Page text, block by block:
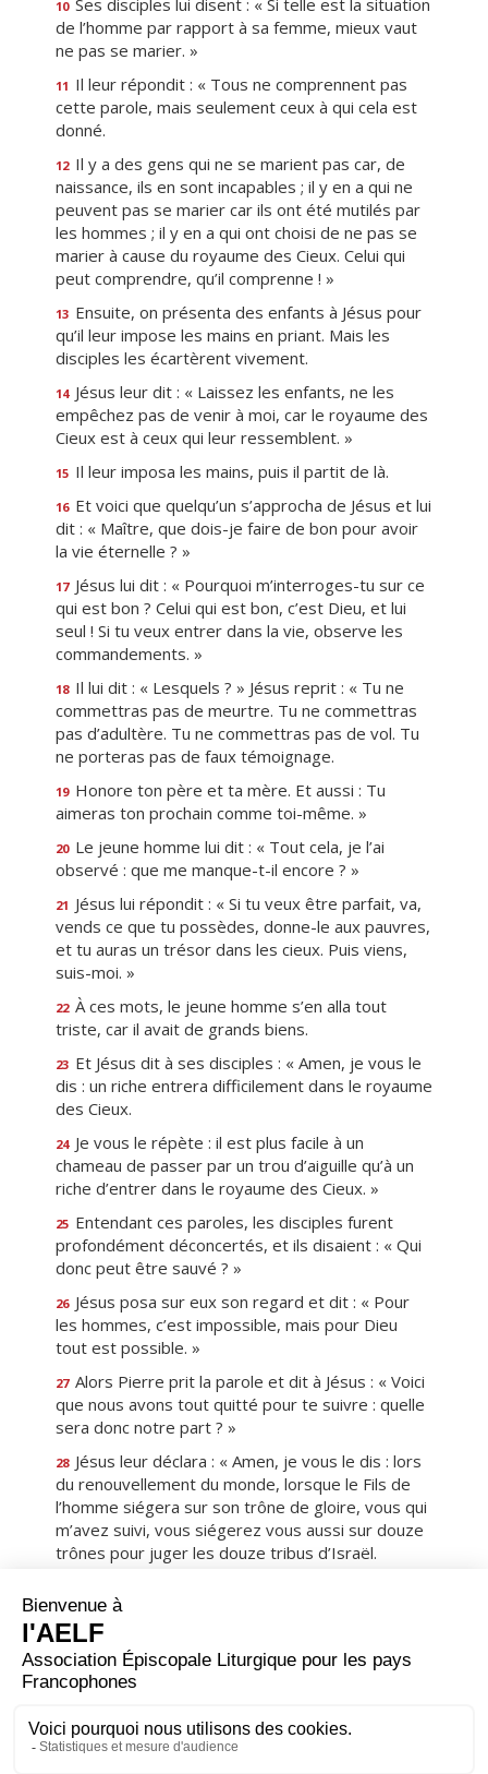
10 Ses disciples lui disent : « Si telle est la situation
de l’homme par rapport à sa femme, mieux vaut
ne pas se marier. »
11 Il leur répondit : « Tous ne comprennent pas
cette parole, mais seulement ceux à qui cela est
donné.
12 Il y a des gens qui ne se marient pas car, de
naissance, ils en sont incapables ; il y en a qui ne
peuvent pas se marier car ils ont été mutilés par
les hommes ; il y en a qui ont choisi de ne pas se
marier à cause du royaume des Cieux. Celui qui
peut comprendre, qu’il comprenne ! »
13 Ensuite, on présenta des enfants à Jésus pour
qu’il leur impose les mains en priant. Mais les
disciples les écartèrent vivement.
14 Jésus leur dit : « Laissez les enfants, ne les
empêchez pas de venir à moi, car le royaume des
Cieux est à ceux qui leur ressemblent. »
15 Il leur imposa les mains, puis il partit de là.
16 Et voici que quelqu’un s’approcha de Jésus et lui
dit : « Maître, que dois-je faire de bon pour avoir
la vie éternelle ? »
17 Jésus lui dit : « Pourquoi m’interroges-tu sur ce
qui est bon ? Celui qui est bon, c’est Dieu, et lui
seul ! Si tu veux entrer dans la vie, observe les
commandements. »
18 Il lui dit : « Lesquels ? » Jésus reprit : « Tu ne
commettras pas de meurtre. Tu ne commettras
pas d’adultère. Tu ne commettras pas de vol. Tu
ne porteras pas de faux témoignage.
19 Honore ton père et ta mère. Et aussi : Tu
aimeras ton prochain comme toi-même. »
20 Le jeune homme lui dit : « Tout cela, je l’ai
observé : que me manque-t-il encore ? »
21 Jésus lui répondit : « Si tu veux être parfait, va,
vends ce que tu possèdes, donne-le aux pauvres,
et tu auras un trésor dans les cieux. Puis viens,
suis-moi. »
22 À ces mots, le jeune homme s’en alla tout
triste, car il avait de grands biens.
23 Et Jésus dit à ses disciples : « Amen, je vous le
dis : un riche entrera difficilement dans le royaume
des Cieux.
24 Je vous le répète : il est plus facile à un
chameau de passer par un trou d’aiguille qu’à un
riche d’entrer dans le royaume des Cieux. »
25 Entendant ces paroles, les disciples furent
profondément déconcertés, et ils disaient : « Qui
donc peut être sauvé ? »
26 Jésus posa sur eux son regard et dit : « Pour
les hommes, c’est impossible, mais pour Dieu
tout est possible. »
27 Alors Pierre prit la parole et dit à Jésus : « Voici
que nous avons tout quitté pour te suivre : quelle
sera donc notre part ? »
28 Jésus leur déclara : « Amen, je vous le dis : lors
du renouvellement du monde, lorsque le Fils de
l’homme siégera sur son trône de gloire, vous qui
m’avez suivi, vous siégerez vous aussi sur douze
trônes pour juger les douze tribus d’Israël.
des maisons, des frères, des sœurs, un père, une
mère, des enfants, ou une terre, recevra le
centuple, et il aura en héritage la vie éternelle.
30 Beaucoup de premiers seront derniers,